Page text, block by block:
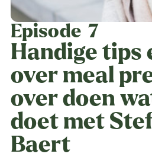
Episode 7
Handige tips
over meal
over doen
doet met
Baert